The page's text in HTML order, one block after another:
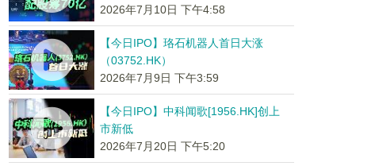
2026年7月10日 下午4:58
【今日IPO】珞石机器人首日大涨
（03752.HK）
2026年7月9日 下午3:59
【今日IPO】中科闻歌[1956.HK]创上
市新低
2026年7月20日 下午5:20